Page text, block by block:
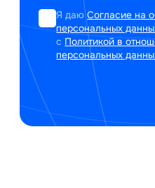
Я даюСогласие на
персональных
с Политикой в
персональных